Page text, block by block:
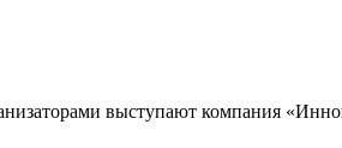
выступают компания